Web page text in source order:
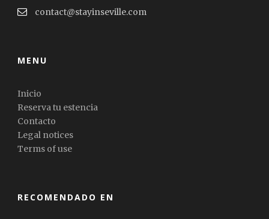
contact@stayinseville.com
MENU
Inicio
Reserva tu estencia
Contacto
Legal notices
Terms of use
RECOMENDADO EN